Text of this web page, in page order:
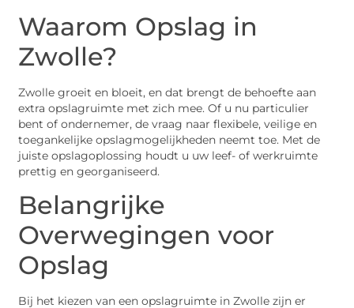
Waarom Opslag in
Zwolle?
Zwolle groeit en bloeit, en dat brengt de behoefte aan
extra opslagruimte met zich mee. Of u nu particulier
bent of ondernemer, de vraag naar flexibele, veilige en
toegankelijke opslagmogelijkheden neemt toe. Met de
juiste opslagoplossing houdt u uw leef- of werkruimte
prettig en georganiseerd.
Belangrijke
Overwegingen voor
Opslag
Bij het kiezen van een opslagruimte in Zwolle zijn er